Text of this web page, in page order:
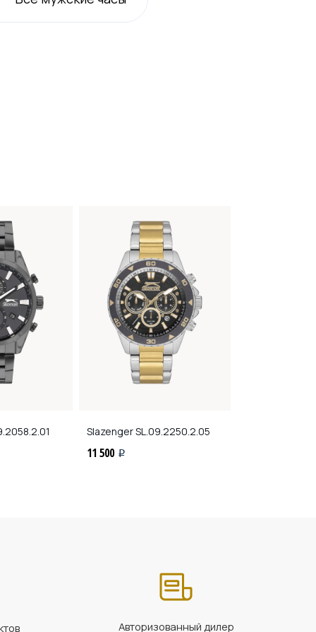
SlazengerSL.09.2250.2.05
11 500 i
Авторизованный дилер